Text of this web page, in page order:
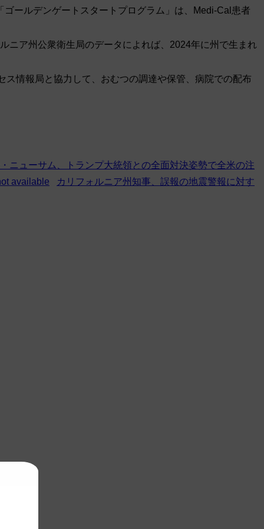
ールデンゲートスタートプログラム」は、Medi-Cal患者
ニア州公衆衛生局のデータによれば、2024年に州で生まれ
情報局と協力して、おむつの調達や保管、病院での配布
ニューサム、トランプ大統領との全面対決姿勢で全米の注
カリフォルニア州知事、誤報の地震警報に対す